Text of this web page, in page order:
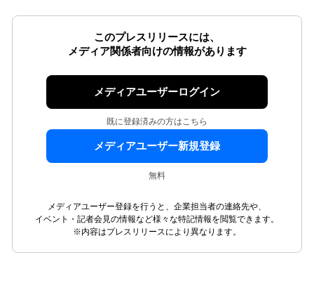
このプレスリリースには、
メディア関係者向けの情報があります
メディアユーザーログイン
既に登録済みの方はこちら
メディアユーザー新規登録
無料
メディアユーザー登録を行うと、企業担当者の連絡先や、
イベント・記者会見の情報など様々な特記情報を閲覧できます。
※内容はプレスリリースにより異なります。